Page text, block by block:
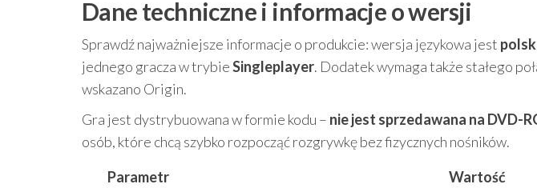
Dane techniczne i informacje o wersji
Sprawdź najważniejsze informacje o produkcie: wersja językowa jest
jednego gracza w trybieSingleplayer. Dodatek wymaga także stałego
wskazano Origin.
Gra jest dystrybuowana w formie kodu – nie jest sprzedawana na DVD-
osób, które chcą szybko rozpocząć rozgrywkę bez fizycznych nośników.
Parametr
Wartość